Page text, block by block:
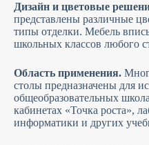
Дизайн и цветовые
представлены различные
типы отделки. Мебель
школьных классов любого
Область применения.
столы предназначены для
общеобразовательных
кабинетах «Точка роста»,
информатики и других